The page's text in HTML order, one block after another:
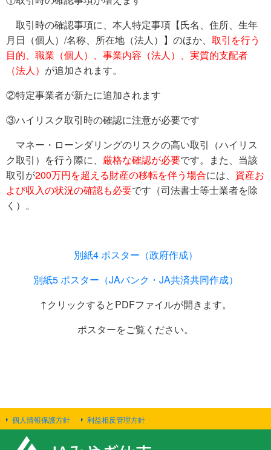
取引時の確認事項に、本人特定事項【氏名、住所、生年
月日（個人）/名称、所在地（法人）】のほか、 取引を行う
目的、職業（個人）、事業内容（法人）、実質的支配者
（法人） が追加されます。
②特定事業者が新たに追加されます
③ハイリスク取引時の確認に注意が必要です
マネー・ローンダリングのリスクの高い取引（ハイリス
ク取引）を行う際に、 厳格な確認が必要です。また、当該
取引が200万円を超える財産の移転を伴う場合には、 資産お
よび収入の状況の確認も必要です（司法書士等士業者を除
く）。
別紙4 ポスター（政府作成）
別紙5 ポスター（JAバンク・JA共済共同作成）
↑クリックするとPDFファイルが開きます。
ポスターをご覧ください。
個人情報保護方針 利益相反管理方針